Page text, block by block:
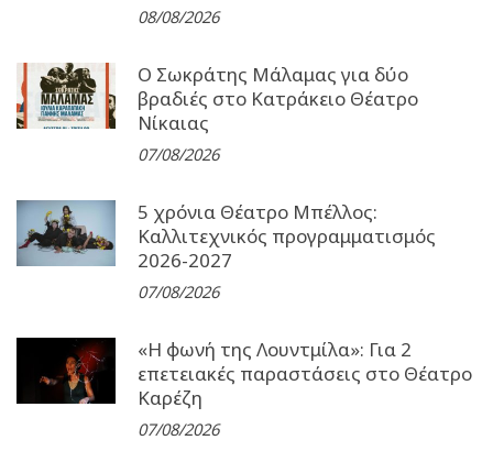
08/08/2026
Ο Σωκράτης Μάλαμας για δύο
βραδιές στο Κατράκειο Θέατρο
Νίκαιας
07/08/2026
5 χρόνια Θέατρο Μπέλλος:
Καλλιτεχνικός προγραμματισμός
2026-2027
07/08/2026
«Η φωνή της Λουντμίλα»: Για 2
επετειακές παραστάσεις στο Θέατρο
Καρέζη
07/08/2026